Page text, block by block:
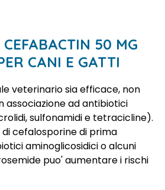
50 MG
CANI E GATTI
veterinario sia efficace, non
associazione ad antibiotici
sulfonamidi e tetracicline).
cefalosporine di prima
aminoglicosidici o alcuni
puo' aumentare i rischi